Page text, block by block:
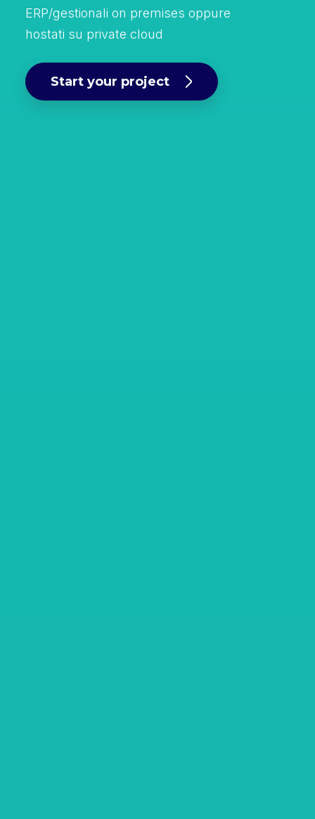
ERP/gestionali on premises oppure
hostati su private cloud
Start your project